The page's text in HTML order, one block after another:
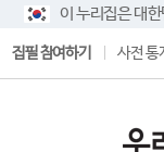
이 누리집은 대
집필 참여하기 사전 통